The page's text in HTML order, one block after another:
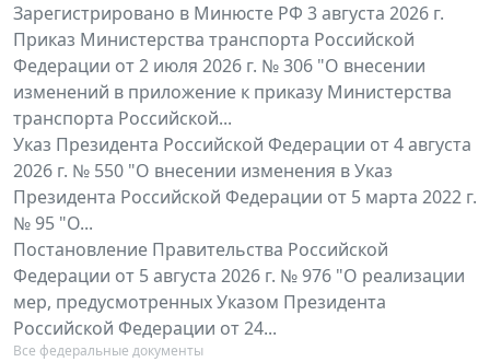
Зарегистрировано в Минюсте РФ 3 августа 2026 г.
Приказ Министерства транспорта Российской
Федерации от 2 июля 2026 г. № 306 "О внесении
изменений в приложение к приказу Министерства
транспорта Российской...
Указ Президента Российской Федерации от 4 августа
2026 г. № 550 "О внесении изменения в Указ
Президента Российской Федерации от 5 марта 2022 г.
№ 95 "О...
Постановление Правительства Российской
Федерации от 5 августа 2026 г. № 976 "О реализации
мер, предусмотренных Указом Президента
Российской Федерации от 24...
Все федеральные документы